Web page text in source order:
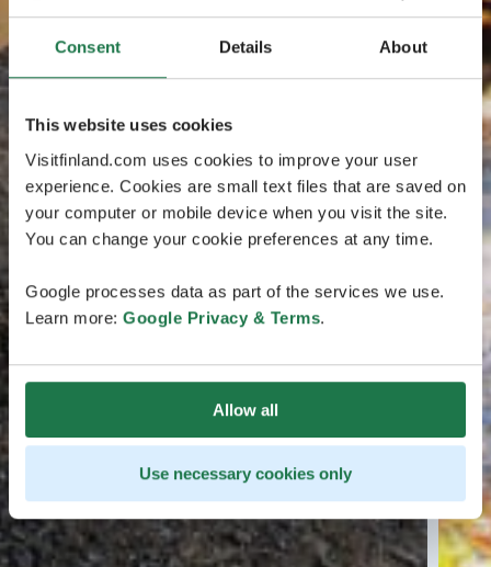
Consent Details About
This website uses cookies
Visitfinland.com uses cookies to improve your user
experience. Cookies are small text files that are saved on
your computer or mobile device when you visit the site.
You can change your cookie preferences at any time.
Google processes data as part of the services we use.
Learn more: Google Privacy & Terms.
Allow all
Use necessary cookies only